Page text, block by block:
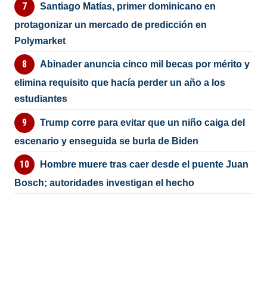
Santiago Matías, primer dominicano en
protagonizar un mercado de predicción en
Polymarket
Abinader anuncia cinco mil becas por mérito y
elimina requisito que hacía perder un año a los
estudiantes
Trump corre para evitar que un niño caiga del
escenario y enseguida se burla de Biden
Hombre muere tras caer desde el puente Juan
Bosch; autoridades investigan el hecho